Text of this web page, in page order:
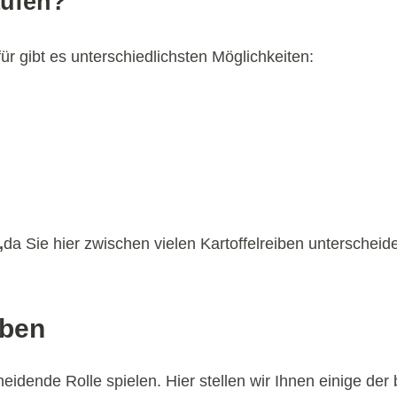
gibt es unterschiedlichsten Möglichkeiten:
da Sie hier zwischen vielen Kartoffelreiben
Rolle spielen. Hier stellen wir Ihnen einige